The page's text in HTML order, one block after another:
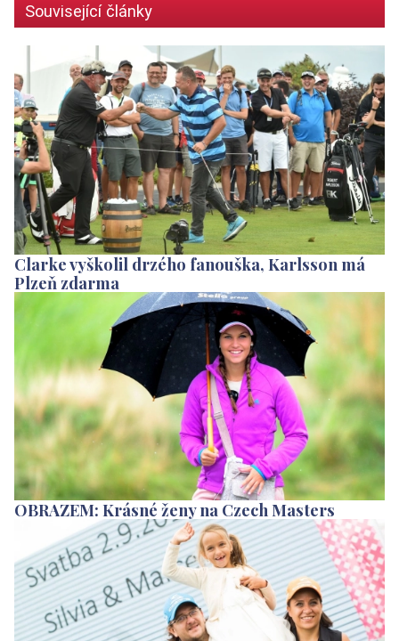
Související články
Clarke vyškolil drzého fanouška, Karlsson má
Plzeň zdarma
OBRAZEM: Krásné ženy na Czech Masters